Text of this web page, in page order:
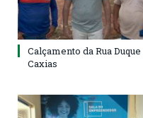
Calçamento da Rua Duque
Caxias